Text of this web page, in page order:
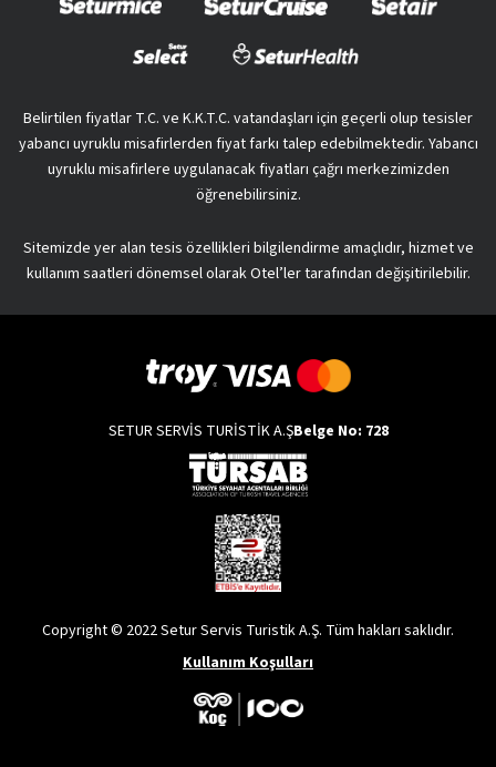
Belirtilen fiyatlar T.C. ve K.K.T.C. vatandaşları için geçerli olup tesisler
yabancı uyruklu misafirlerden fiyat farkı talep edebilmektedir. Yabancı
uyruklu misafirlere uygulanacak fiyatları çağrı merkezimizden
öğrenebilirsiniz.
Sitemizde yer alan tesis özellikleri bilgilendirme amaçlıdır, hizmet ve
kullanım saatleri dönemsel olarak Otel’ler tarafından değişitirilebilir.
SETUR SERVİS TURİSTİK A.ŞBelge No: 728
Copyright © 2022 Setur Servis Turistik A.Ş. Tüm hakları saklıdır.
Kullanım Koşulları